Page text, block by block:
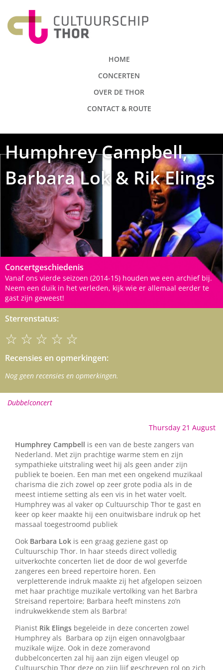
HOME
CONCERTEN
OVER DE THOR
CONTACT & ROUTE
Humphrey Campbell,
Barbara Lok & Rik Elings
Concertgeschiedenis
Vanaf ons vierde seizoen (2014-15) houden we een archief bij.
Neem een duik in het verleden, kijk wie er allemaal eerder te
gast zijn geweest!
Sterrenstatus:
☆☆☆☆☆
Recensies en opmerkingen:
Nog geen recensies en opmerkingen.
Dubbelconcert
Thursday 21 August
Humphrey Campbell is een van de beste zangers van
Nederland. Met zijn prachtige warme stem en zijn
sympathieke uitstraling weet hij als geen ander zijn
publiek te boeien. Een man met een ongekend muzikaal
charisma die zich zowel op zeer grote podia als in de
meest intieme setting als een vis in het water voelt.
Humphrey was al vaker op Cultuurschip Thor te gast en
keer op keer maakte hij een onuitwisbare indruk op het
massaal toegestroomd publiek
Ook Barbara Lok is een graag geziene gast op
Cultuurschip Thor. In haar steeds direct volledig
uitverkochte concerten liet de door de wol geverfde
zangeres een breed repertoire horen. Een
verpletterende indruk maakte zij het afgelopen seizoen
met haar prachtige muzikale vertolking van het Barbra
Streisand repertoire; Barbara heeft minstens zo’n
indrukwekkende stem als Barbra!
Pianist Rik Elings begeleide in deze concerten zowel
Humphrey als Barbara op zijn eigen onnavolgbaar
muzikale wijze. Ook in deze zomeravond
dubbelconcerten zal hij aan zijn eigen vleugel op
Cultuurschip Thor deze op zijn lijf geschreven rol op zich